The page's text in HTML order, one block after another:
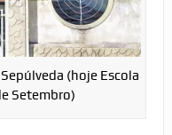
(hoje Escola
Setembro)